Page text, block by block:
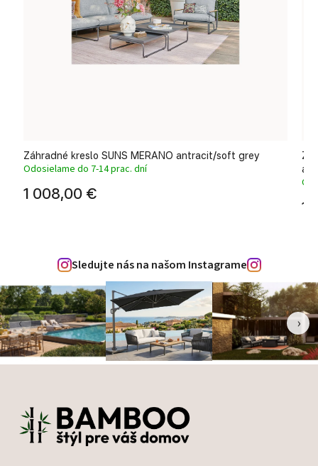
Záhradné kreslo SUNS MERANO antracit/soft grey
Odosielame do 7-14 prac. dní
1 008,00 €
1
Sledujte nás na našom Instagrame
‹ ›